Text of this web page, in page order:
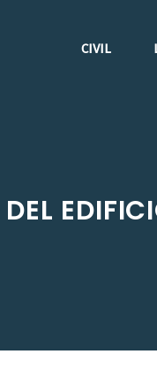
CIVIL
DEL